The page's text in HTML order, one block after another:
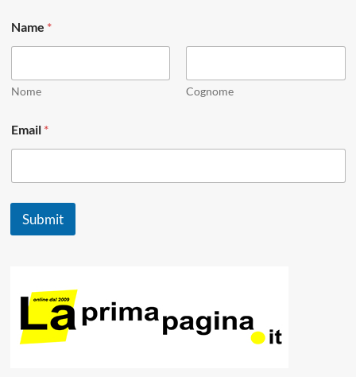
*
N
m
e
Name *
Nome Cognome
Email *
Submit